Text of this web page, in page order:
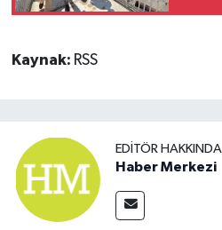
Kaynak: RSS
EDITÖR HAKKINDA
Haber Merkezi